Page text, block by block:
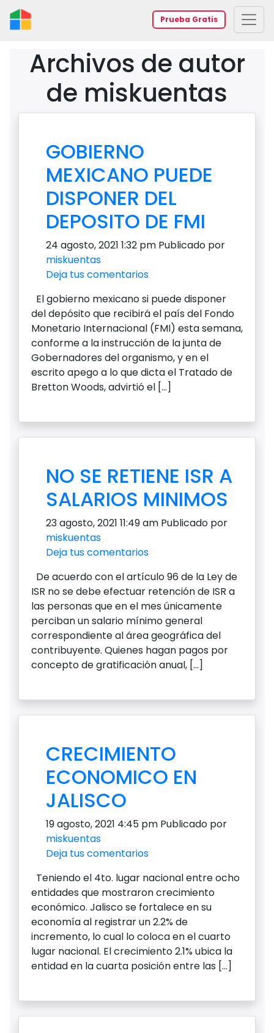
Prueba Gratis
Archivos de autor
de miskuentas
GOBIERNO
MEXICANO PUEDE
DISPONER DEL
DEPOSITO DE FMI
24 agosto, 2021 1:32 pm Publicado por
miskuentas
Deja tus comentarios
El gobierno mexicano si puede disponer
del depósito que recibirá el país del Fondo
Monetario Internacional (FMI) esta semana,
conforme a la instrucción de la junta de
Gobernadores del organismo, y en el
escrito apego a lo que dicta el Tratado de
Bretton Woods, advirtió el […]
NO SE RETIENE ISR A
SALARIOS MINIMOS
23 agosto, 2021 11:49 am Publicado por
miskuentas
Deja tus comentarios
De acuerdo con el artículo 96 de la Ley de
ISR no se debe efectuar retención de ISR a
las personas que en el mes únicamente
perciban un salario mínimo general
correspondiente al área geográfica del
contribuyente. Quienes hagan pagos por
concepto de gratificación anual, […]
CRECIMIENTO
ECONOMICO EN
JALISCO
19 agosto, 2021 4:45 pm Publicado por
miskuentas
Deja tus comentarios
Teniendo el 4to. lugar nacional entre ocho
entidades que mostraron crecimiento
económico. Jalisco se fortalece en su
economía al registrar un 2.2% de
incremento, lo cual lo coloca en el cuarto
lugar nacional. El crecimiento 2.1% ubica la
entidad en la cuarta posición entre las […]